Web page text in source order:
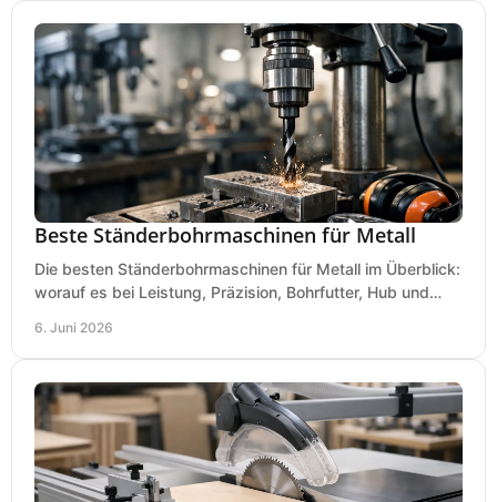
Beste Ständerbohrmaschinen für Metall
Die besten Ständerbohrmaschinen für Metall im Überblick:
worauf es bei Leistung, Präzision, Bohrfutter, Hub und
6. Juni 2026